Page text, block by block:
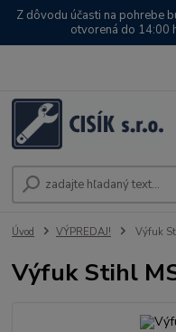
Z dôvodu účasti na pohrebe
otvorená do 14:00
Úvod VÝPREDAJ! Výfuk
Výfuk Stihl